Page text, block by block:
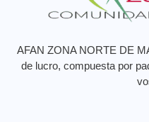
AFAN ZONA NORTE DE
de lucro, compuesta por